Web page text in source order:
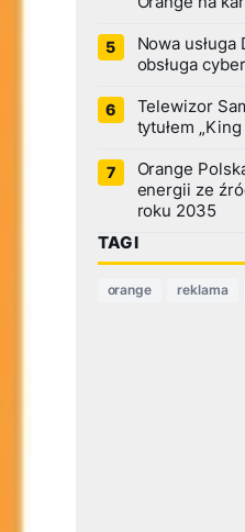
Nowa usługa
obsługa
Telewizor
tytułem
Orange
energii ze
roku 2035
TAGI
orange reklama